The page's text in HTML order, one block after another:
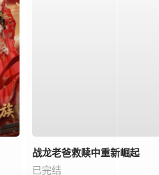
战龙老爸救赎中重新崛起
已完结